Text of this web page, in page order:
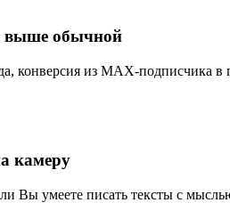
выше обычной
конверсия из MAX-подписчика
камеру
Вы умеете писать тексты с